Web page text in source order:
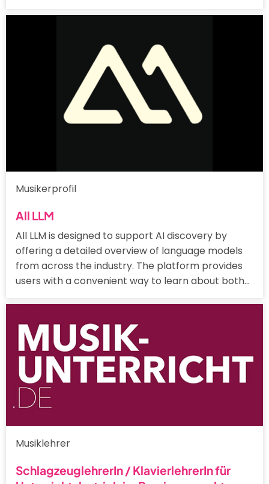
Musikerprofil
All LLM
All LLM is designed to support AI discovery by
offering a detailed overview of language models
from across the industry. The platform provides
users with a convenient way to learn about both…
Musiklehrer
SchlagzeuglehrerIn / KlavierlehrerIn für